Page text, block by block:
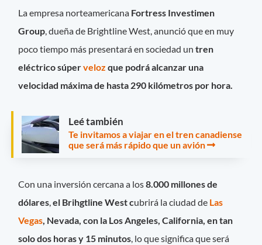
La empresa norteamericana Fortress Investimen
Group , dueña de Brightline West, anunció que en muy
poco tiempo más presentará en sociedad untren
eléctrico súpervelozque podrá alcanzar una
velocidad máxima de hasta 290 kilómetros por hora.
Leé también
Te invitamos a viajar en el tren canadiense
que será más rápido que un avión
Con una inversión cercana a los8.000 millones de
dólares,el Brihgtline West cubrirá la ciudad de Las
Vegas, Nevada, con la Los Angeles, California, en tan
solo dos horas y 15 minutos, lo que significa que será